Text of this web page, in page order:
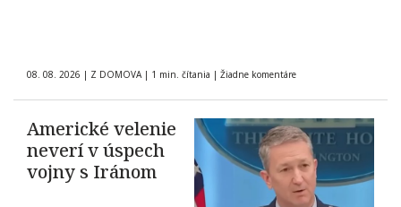
08. 08. 2026 | Z DOMOVA | 1 min. čítania | Žiadne komentáre
Americké velenie
neverí v úspech
vojny s Iránom